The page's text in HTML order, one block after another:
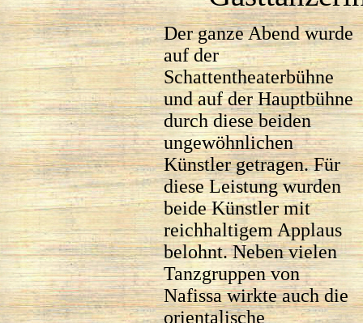
Der ganze Abend wurde
auf der
Schattentheaterbühne
und auf der Hauptbühne
durch diese beiden
ungewöhnlichen
Künstler getragen. Für
diese Leistung wurden
beide Künstler mit
reichhaltigem Applaus
belohnt. Neben vielen
Tanzgruppen von
Nafissa wirkte auch die
orientalische